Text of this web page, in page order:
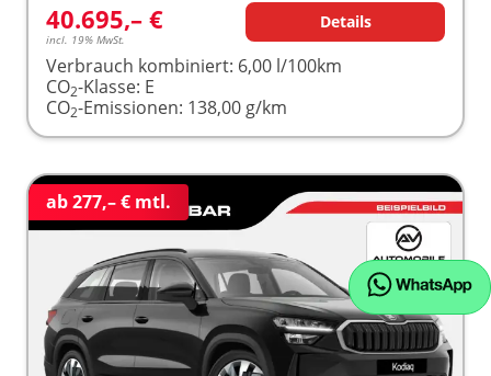
40.695,– €
incl. 19% MwSt.
Details
Verbrauch kombiniert: 6,00 l/100km
CO2-Klasse: E
CO2-Emissionen: 138,00 g/km
ab 277,– € mtl.